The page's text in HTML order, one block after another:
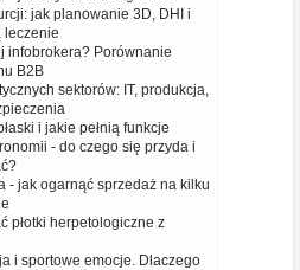
jak planowanie 3D, DHI i
leczenie
infobrokera? Porównanie
B2B
sektorów: IT, produkcja,
i jakie pełnią funkcje
- do czego się przyda i
- jak ogarnąć sprzedaż na kilku
płotki herpetologiczne z
i sportowe emocje. Dlaczego